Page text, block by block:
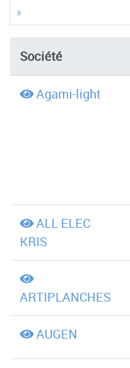
»
Société
Agami-light
ALL ELEC
KRIS
ARTIPLANCHES
AUGEN